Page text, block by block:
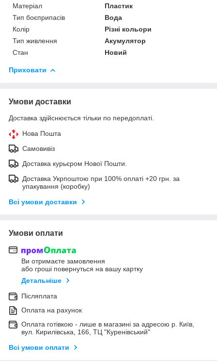
Матеріал
Пластик
Тип боєприпасів
Вода
Колір
Різні кольори
Тип живлення
Акумулятор
Стан
Новий
Приховати
Умови доставки
Доставка здійснюється тільки по передоплаті.
Нова Пошта
Самовивіз
Доставка курьєром Нової Пошти.
Доставка Укрпоштою при 100% оплаті +20 грн. за
упакування (коробку)
Всі умови доставки
Умови оплати
Ви отримаєте замовлення
або гроші повернуться на вашу картку
Детальніше
Післяплата
Оплата на рахунок
Оплата готівкою - лише в магазині за адресою р. Київ,
вул. Кирилівська, 166, ТЦ "Куренівський"
Всі умови оплати